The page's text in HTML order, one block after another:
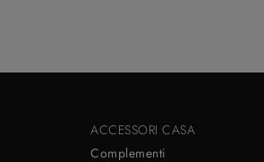
ACCESSORI CASA
Complementi